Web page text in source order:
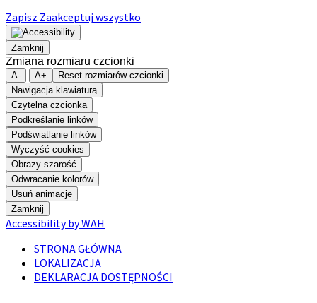
Zapisz Zaakceptuj wszystko
Zamknij
Zmiana rozmiaru czcionki
A- A+
Reset rozmiarów czcionki
Nawigacja klawiaturą
Czytelna czcionka
Podkreślanie linków
Podświatlanie linków
Wyczyść cookies
Obrazy szarość
Odwracanie kolorów
Usuń animacje
Zamknij
Accessibility by WAH
STRONA GŁÓWNA
LOKALIZACJA
DEKLARACJA DOSTĘPNOŚCI